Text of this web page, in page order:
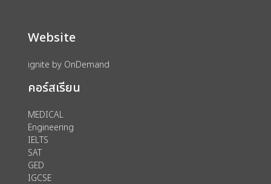
Website
ignite by OnDemand
คอร์สเรียน
MEDICAL
Engineering
IELTS
SAT
GED
IGCSE